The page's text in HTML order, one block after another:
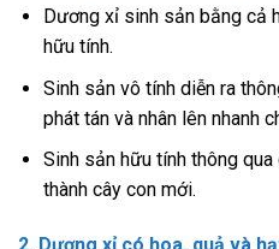
Dương xỉ sinh sản bằng cả
hữu tính.
Sinh sản vô tính diễn ra
phát tán và nhân lên nhanh
Sinh sản hữu tính thông
thành cây con mới.